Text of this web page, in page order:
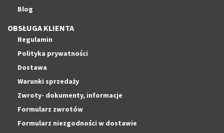
Blog
OBSŁUGA KLIENTA
Regulamin
Polityka prywatności
Dostawa
Warunki sprzedaży
Zwroty- dokumenty, informacje
Formularz zwrotów
Formularz niezgodności w dostawie